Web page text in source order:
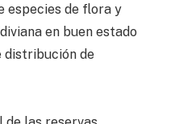
especies de flora y
en buen estado
distribución de